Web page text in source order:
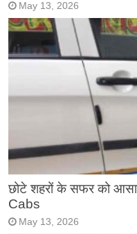
May 13, 2026
छोटे शहरों के सफर को
Cabs
May 13, 2026